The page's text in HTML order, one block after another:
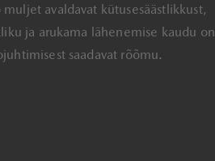
avaldavat kütusesäästlikkust,
ja arukama lähenemise kaudu on
saadavat rõõmu.